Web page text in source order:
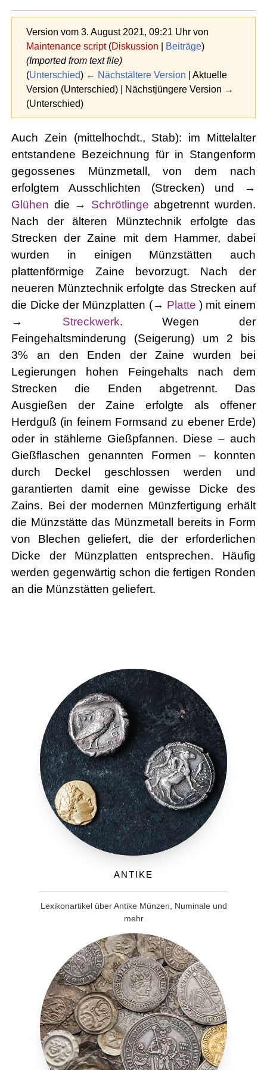
Version vom 3. August 2021, 09:21 Uhr von
Maintenance script (Diskussion | Beiträge)
(Imported from text file)
(Unterschied) ← Nächstältere Version | Aktuelle
Version (Unterschied) | Nächstjüngere Version →
(Unterschied)
Auch Zein (mittelhochdt., Stab): im Mittelalter
entstandene Bezeichnung für in Stangenform
gegossenes Münzmetall, von dem nach
erfolgtem Ausschlichten (Strecken) und →
Glühen die → Schrötlinge abgetrennt wurden.
Nach der älteren Münztechnik erfolgte das
Strecken der Zaine mit dem Hammer, dabei
wurden in einigen Münzstätten auch
plattenförmige Zaine bevorzugt. Nach der
neueren Münztechnik erfolgte das Strecken auf
die Dicke der Münzplatten (→ Platte ) mit einem
→ Streckwerk. Wegen der
Feingehaltsminderung (Seigerung) um 2 bis
3% an den Enden der Zaine wurden bei
Legierungen hohen Feingehalts nach dem
Strecken die Enden abgetrennt. Das
Ausgießen der Zaine erfolgte als offener
Herdguß (in feinem Formsand zu ebener Erde)
oder in stählerne Gießpfannen. Diese – auch
Gießflaschen genannten Formen – konnten
durch Deckel geschlossen werden und
garantierten damit eine gewisse Dicke des
Zains. Bei der modernen Münzfertigung erhält
die Münzstätte das Münzmetall bereits in Form
von Blechen geliefert, die der erforderlichen
Dicke der Münzplatten entsprechen. Häufig
werden gegenwärtig schon die fertigen Ronden
an die Münzstätten geliefert.
Antike
Lexikonartikel über Antike Münzen, Numinale und
mehr